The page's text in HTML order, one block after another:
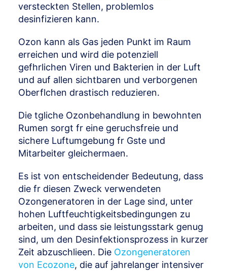
versteckten Stellen, problemlos
desinfizieren kann.
Ozon kann als Gas jeden Punkt im Raum
erreichen und wird die potenziell
gefhrlichen Viren und Bakterien in der Luft
und auf allen sichtbaren und verborgenen
Oberflchen drastisch reduzieren.
Die tgliche Ozonbehandlung in bewohnten
Rumen sorgt fr eine geruchsfreie und
sichere Luftumgebung fr Gste und
Mitarbeiter gleichermaen.
Es ist von entscheidender Bedeutung, dass
die fr diesen Zweck verwendeten
Ozongeneratoren in der Lage sind, unter
hohen Luftfeuchtigkeitsbedingungen zu
arbeiten, und dass sie leistungsstark genug
sind, um den Desinfektionsprozess in kurzer
Zeit abzuschlieen. Die Ozongeneratoren
von Ecozone, die auf jahrelanger intensiver